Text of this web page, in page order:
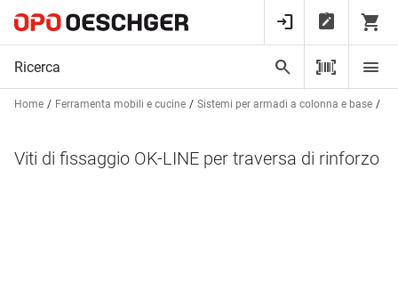
Home Ferramenta mobili e cucine Sistemi per armadi a colonna e base
Viti di fissaggio OK-LINE per traversa di rinforzo